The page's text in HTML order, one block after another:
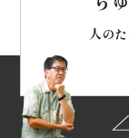
人の